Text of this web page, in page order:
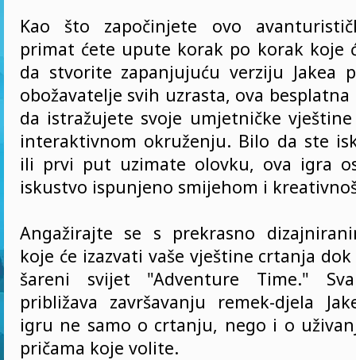
Kao što započinjete ovo
primat ćete upute korak po korak koje
da stvorite zapanjujuću verziju Jakea
obožavatelje svih uzrasta, ova besplatna
da istražujete svoje umjetničke
interaktivnom okruženju. Bilo da ste
ili prvi put uzimate olovku, ova igra
iskustvo ispunjeno smijehom i
Angažirajte se s prekrasno
koje će izazvati vaše vještine crtanja
šareni svijet "Adventure Time."
približava završavanju remek-djela
igru ne samo o crtanju, nego i o
pričama koje volite.